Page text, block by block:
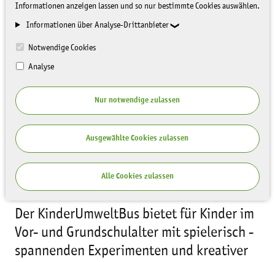
Informationen anzeigen lassen und so nur bestimmte Cookies auswählen.
Informationen über Analyse-Drittanbieter
Notwendige Cookies
Analyse
Nur notwendige zulassen
Ausgewählte Cookies zulassen
Alle Cookies zulassen
PRESSEMITTEILUNGEN
Der KinderUmweltBus bietet für Kinder im
Vor- und Grundschulalter mit spielerisch -
spannenden Experimenten und kreativer